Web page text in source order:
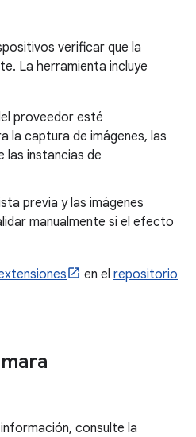
verificar que la
La herramienta incluye
proveedor esté
la captura de imágenes, las
las instancias de
previa y las imágenes
manualmente si el efecto
en el repositorio
consulte la